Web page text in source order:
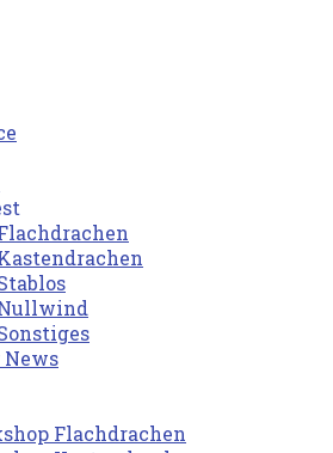
Flachdrachen